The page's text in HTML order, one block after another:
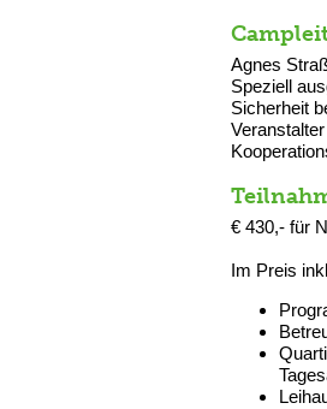
Agnes
Speziell
Sicherheit
€ 430,- für
Im Preis